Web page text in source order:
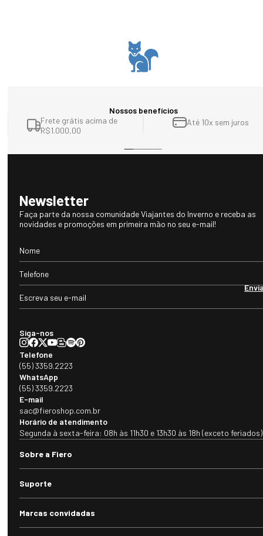
Nossos benefícios
Frete grátis acima de
R$1.000,00
Até 10x sem juros
Newsletter
Faça parte da nossa comunidade Viajantes do Inverno e receba as
novidades e promoções em primeira mão no seu e-mail!
Siga-nos
Telefone
(55) 3359.2223
WhatsApp
(55) 3359.2223
E-mail
sac@fieroshop.com.br
Horário de atendimento
Segunda à sexta-feira: 08h às 11h30 e 13h30 às 18h (exceto feriados)
Sobre a Fiero
Suporte
Marcas convidadas